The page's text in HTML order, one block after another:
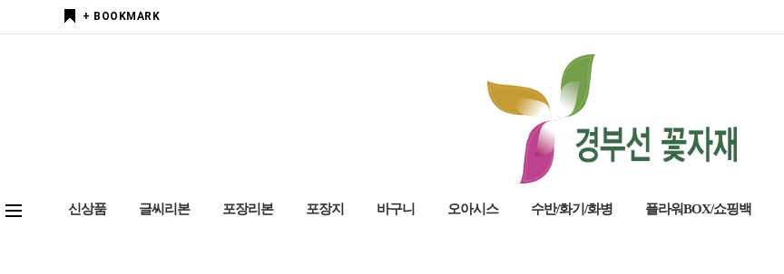
+ BOOKMARK
신상품 글씨리본 포장리본 포장지 바구니 오아시스 수반/화기/화병 플라워BOX/쇼핑백